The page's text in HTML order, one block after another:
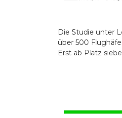
Die Studie unter
über 500
Erst ab Platz